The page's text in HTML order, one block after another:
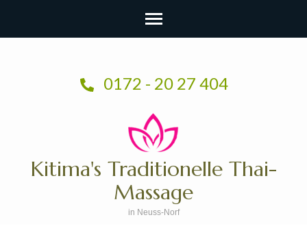
0172 - 20 27 404
Kitima's Traditionelle Thai-
Massage
in Neuss-Norf